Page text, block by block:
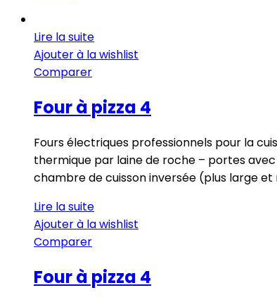
Lire la suite
Ajouter à la wishlist
Comparer
Four à pizza 4
Fours électriques professionnels pour la
thermique par laine de roche – portes
chambre de cuisson inversée (plus large
Lire la suite
Ajouter à la wishlist
Comparer
Four à pizza 4